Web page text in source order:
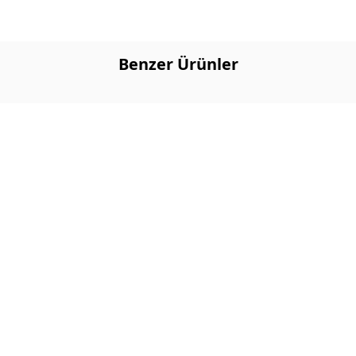
Benzer Ürünler